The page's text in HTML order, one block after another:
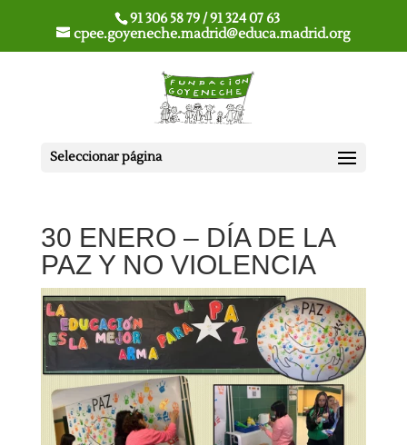
91 306 58 79 / 91 324 07 63
cpee.goyeneche.madrid@educa.madrid.org
Seleccionar página
30 ENERO – DÍA DE LA
PAZ Y NO VIOLENCIA